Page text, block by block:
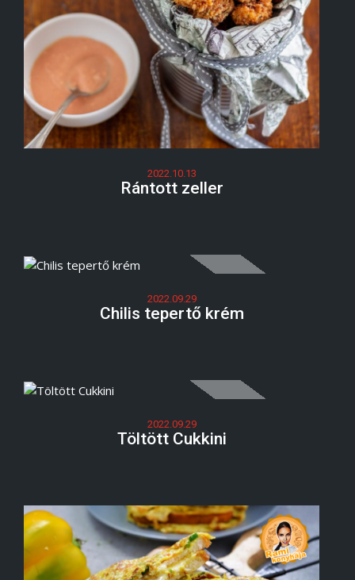
2022.10.13
Rántott zeller
2022.09.29
Chilis tepertő krém
2022.09.29
Töltött Cukkini